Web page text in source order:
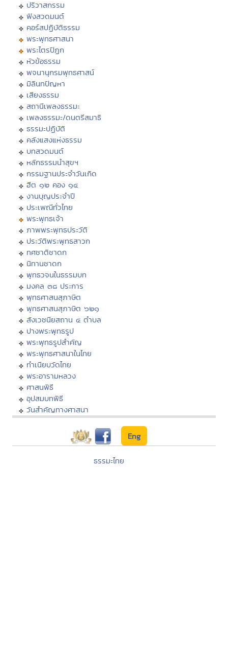
ปริวาสกรรม
ฟังสวดมนต์
คอร์สปฏิบัติธรรม
พระพุทธศาสนา
พระไตรปิฏก
หัวข้อธรรม
พจนานุกรมพุทธศาสน์
มิลินทปัญหา
เสียงธรรม
สถานีเพลงธรรมะ
เพลงธรรมะ/ดนตรีสมาธิ
ธรรมะปฏิบัติ
คลังแสงแห่งธรรม
บทสวดมนต์
หลักธรรมนำสุขฯ
กรรมฐานประจำวันเกิด
ฮีต ๑๒ คอง ๑๔
งานบุญประจำปี
ประเพณีทั่วไทย
พระพุทธเจ้า
ภาพพระพุทธประวัติ
ประวัติพระพุทธสาวก
ทศชาติชาดก
นิทานชาดก
พุทธวจนในธรรมบท
มงคล ๓๘ ประการ
พุทธศาสนสุภาษิต
พุทธศาสนสุภาษิต ๖๒๑
สังเวชนียสถาน ๔ ตำบล
ปางพระพุทธรูป
พระพุทธรูปสำคัญ
พระพุทธศาสนาในไทย
ทำเนียบวัดไทย
พระอารามหลวง
ศาสนพิธี
อุปสมบทพิธี
วันสำคัญทางศาสนา
Eng
ธรรมะไทย